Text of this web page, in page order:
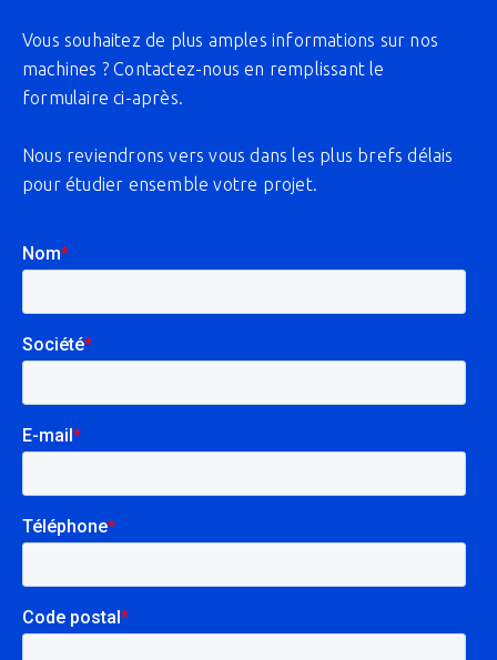
Vous souhaitez de plus amples informations sur nos
machines ? Contactez-nous en remplissant le
formulaire ci-après.
Nous reviendrons vers vous dans les plus brefs délais
pour étudier ensemble votre projet.